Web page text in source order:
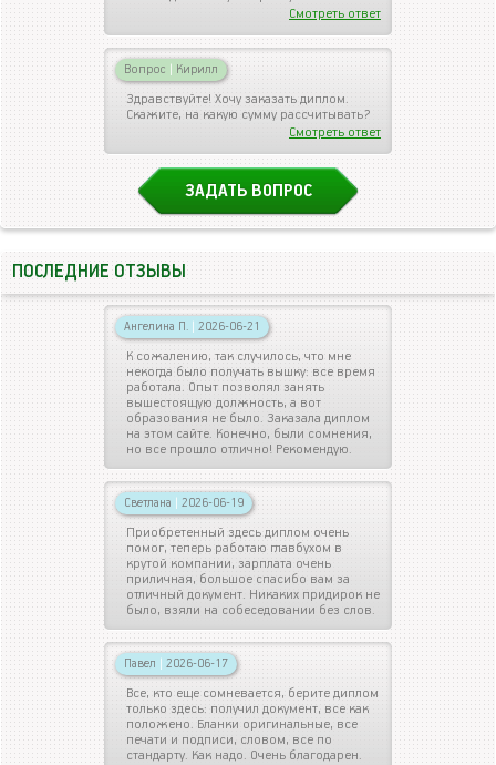
Смотреть ответ
Вопрос | Кирилл
Здравствуйте! Хочу заказать диплом.
Скажите, на какую сумму рассчитывать?
Смотреть ответ
ЗАДАТЬ ВОПРОС
ПОСЛЕДНИЕ ОТЗЫВЫ
Ангелина П. | 2026-06-21
К сожалению, так случилось, что мне
некогда было получать вышку: все время
работала. Опыт позволял занять
вышестоящую должность, а вот
образования не было. Заказала диплом
на этом сайте. Конечно, были сомнения,
но все прошло отлично! Рекомендую.
Светлана | 2026-06-19
Приобретенный здесь диплом очень
помог, теперь работаю главбухом в
крутой компании, зарплата очень
приличная, большое спасибо вам за
отличный документ. Никаких придирок не
было, взяли на собеседовании без слов.
Павел | 2026-06-17
Все, кто еще сомневается, берите диплом
только здесь: получил документ, все как
положено. Бланки оригинальные, все
печати и подписи, словом, все по
стандарту. Как надо. Очень благодарен.